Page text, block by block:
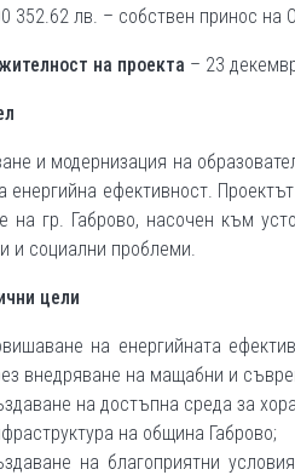
352.62 лв. – собствен принос на
на проекта – 23
и модернизация на
енергийна ефективност.
на гр. Габрово, насочен към
и социални проблеми.
цели
на енергийната
внедряване на мащабни и
на достъпна среда за
на община Габрово;
на благоприятни